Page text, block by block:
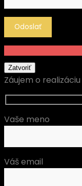
Zatvoriť
Záujem o
Vaše meno
Váš email